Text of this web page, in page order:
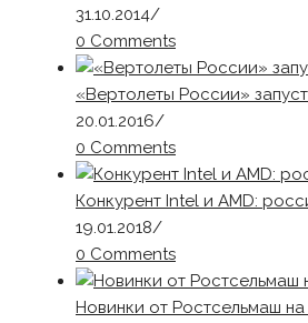
31.10.2014/
0 Comments
«Вертолеты России»
20.01.2016/
0 Comments
Конкурент Intel и AMD:
19.01.2018/
0 Comments
Новинки от Ростсельмаш